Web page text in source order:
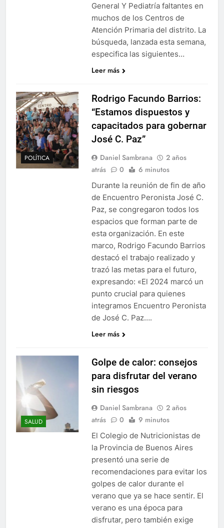
General Y Pediatría faltantes en
muchos de los Centros de
Atención Primaria del distrito. La
búsqueda, lanzada esta semana,
especifica las siguientes…
Leer más
POLÍTICA
Rodrigo Facundo Barrios:
“Estamos dispuestos y
capacitados para gobernar
José C. Paz”
Daniel Sambrana
2 años
atrás
0 6 minutos
Durante la reunión de fin de año
de Encuentro Peronista José C.
Paz, se congregaron todos los
espacios que forman parte de
esta organización. En este
marco, Rodrigo Facundo Barrios
destacó el trabajo realizado y
trazó las metas para el futuro,
expresando: «El 2024 marcó un
punto crucial para quienes
integramos Encuentro Peronista
de José C. Paz….
Leer más
SALUD
Golpe de calor: consejos
para disfrutar del verano
sin riesgos
Daniel Sambrana
2 años
atrás
0 9 minutos
El Colegio de Nutricionistas de
la Provincia de Buenos Aires
presentó una serie de
recomendaciones para evitar los
golpes de calor durante el
verano que ya se hace sentir. El
verano es una época para
disfrutar, pero también exige